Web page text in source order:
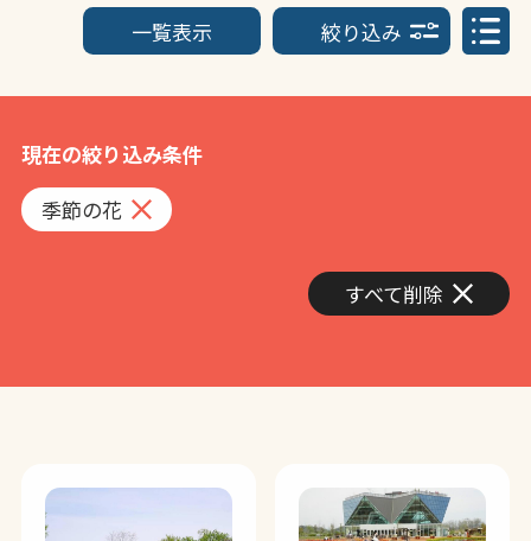
一覧表示 絞り込み
現在の絞り込み条件
季節の花
すべて削除